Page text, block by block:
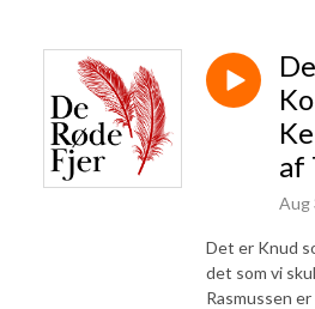
af
Aug
Det er Knud
det som vi
Rasmussen